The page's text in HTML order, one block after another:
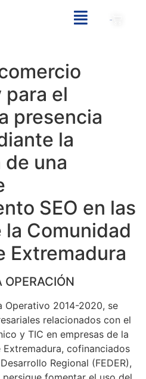
el
presencia
la
una
SEO en las
Comunidad
Extremadura
OPERACIÓN
Operativo 2014-2020, se
relacionados con el
y TIC en empresas de la
cofinanciados
Regional (FEDER),